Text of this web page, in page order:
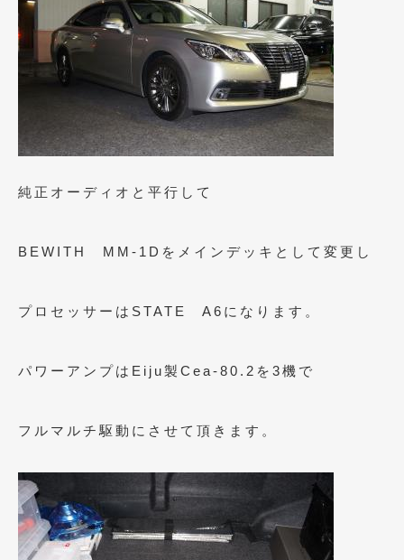
2010年7月(5)
2010年6月 (5)
2010年5月 (12)
2010年4月 (3)
2010年3月(2)
2010年2月(6)
2009年12月 (7)
2009年9月(5)
2009年7月(6)
純正オーディオと平行して
BEWITH MM-1Dをメインデッキとして変更し
プロセッサーはSTATE A6になります。
パワーアンプはEiju製Cea-80.2を3機で
フルマルチ駆動にさせて頂きます。